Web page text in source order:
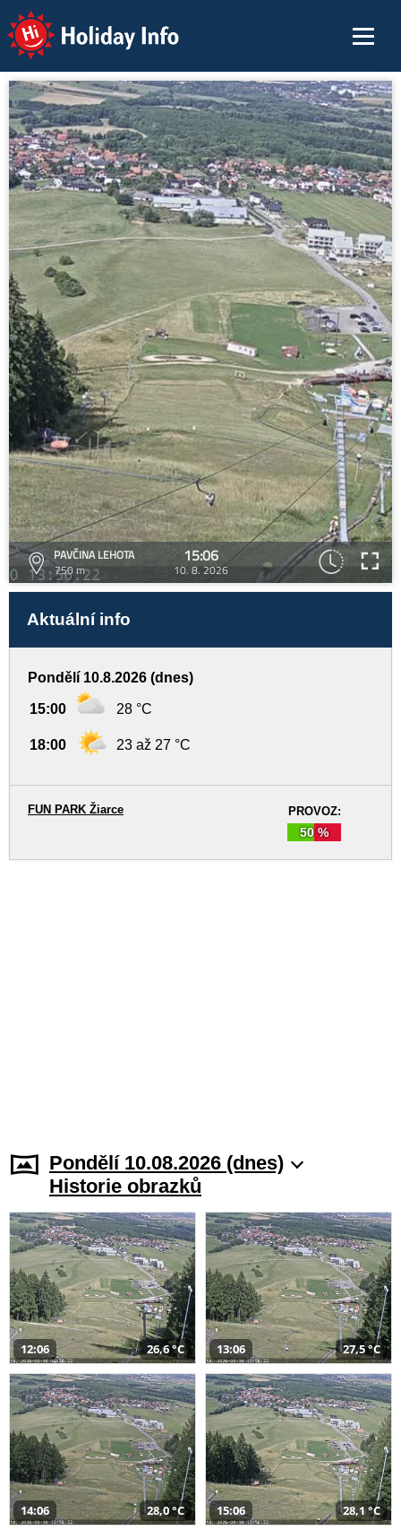
Holiday Info
PAVČINA LEHOTA
750 m
15:06
10. 8. 2026
Aktuální info
Pondělí 10.8.2026 (dnes)
15:00 28 °C
18:00 23 až 27 °C
PROVOZ:
50 %
FUN PARK Žiarce
Pondělí 10.08.2026 (dnes)
Historie obrazků
12:06 26,6 °C 13:06 27,5 °C
14:06 28,0 °C 15:06 28,1 °C